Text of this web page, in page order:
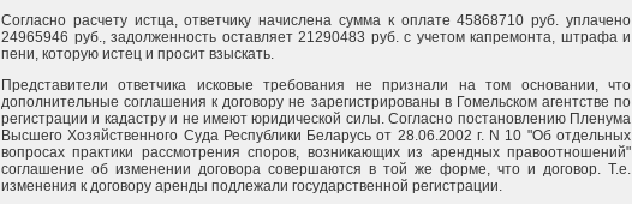
Согласно расчету истца, ответчику начислена сумма к оплате 45868710 руб. уплачено
24965946 руб., задолженность оставляет 21290483 руб. с учетом капремонта, штрафа и
пени, которую истец и просит взыскать.
Представители ответчика исковые требования не признали на том основании, что
дополнительные соглашения к договору не зарегистрированы в Гомельском агентстве по
регистрации и кадастру и не имеют юридической силы. Согласно постановлению Пленума
Высшего Хозяйственного Суда Республики Беларусь от 28.06.2002 г. N 10 "Об отдельных
вопросах практики рассмотрения споров, возникающих из арендных правоотношений"
соглашение об изменении договора совершаются в той же форме, что и договор. Т.е.
изменения к договору аренды подлежали государственной регистрации.